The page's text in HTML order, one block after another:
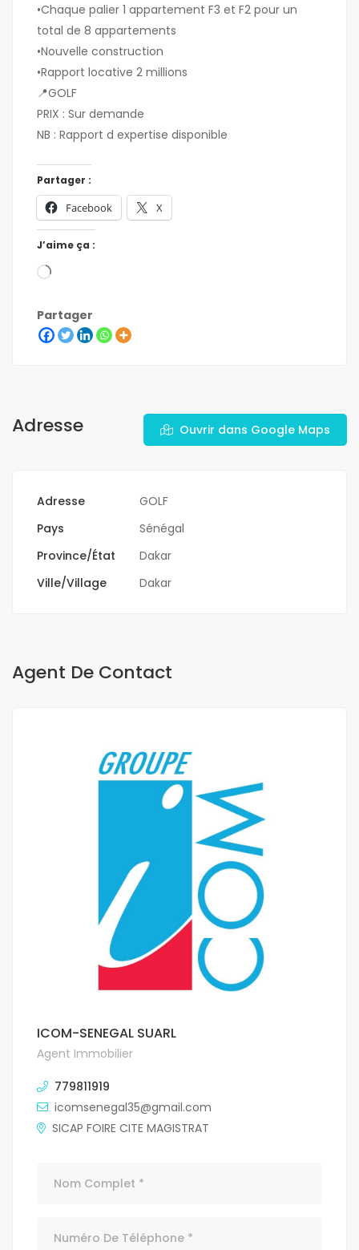
•Chaque palier 1 appartement F3 et F2 pour un
total de 8 appartements
•Nouvelle construction
•Rapport locative 2 millions
📍GOLF
PRIX : Sur demande
NB : Rapport d expertise disponible
Partager :
Facebook X
J’aime ça :
Partager
Adresse Ouvrir dans Google Maps
Adresse
GOLF
Pays
Sénégal
Province/État
Dakar
Ville/Village
Dakar
Agent De Contact
ICOM-SENEGAL SUARL
Agent Immobilier
779811919
icomsenegal35@gmail.com
SICAP FOIRE CITE MAGISTRAT